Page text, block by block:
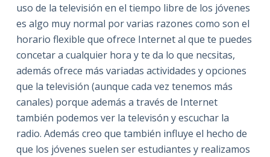
uso de la televisión en el tiempo libre de los jóvenes
es algo muy normal por varias razones como son el
horario flexible que ofrece Internet al que te puedes
concetar a cualquier hora y te da lo que necsitas,
además ofrece más variadas actividades y opciones
que la televisión (aunque cada vez tenemos más
canales) porque además a través de Internet
también podemos ver la televisón y escuchar la
radio. Además creo que también influye el hecho de
que los jóvenes suelen ser estudiantes y realizamos